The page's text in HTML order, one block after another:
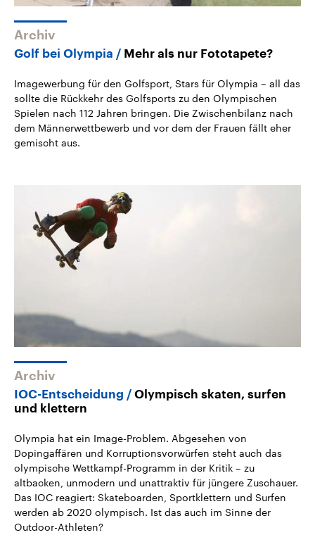
Archiv
Golf bei Olympia Mehr als nur Fototapete?
Imagewerbung für den Golfsport, Stars für Olympia – all das
sollte die Rückkehr des Golfsports zu den Olympischen
Spielen nach 112 Jahren bringen. Die Zwischenbilanz nach
dem Männerwettbewerb und vor dem der Frauen fällt eher
gemischt aus.
Archiv
IOC-Entscheidung
Olympisch skaten, surfen
und klettern
Olympia hat ein Image-Problem. Abgesehen von
Dopingaffären und Korruptionsvorwürfen steht auch das
olympische Wettkampf-Programm in der Kritik – zu
altbacken, unmodern und unattraktiv für jüngere Zuschauer.
Das IOC reagiert: Skateboarden, Sportklettern und Surfen
werden ab 2020 olympisch. Ist das auch im Sinne der
Outdoor-Athleten?